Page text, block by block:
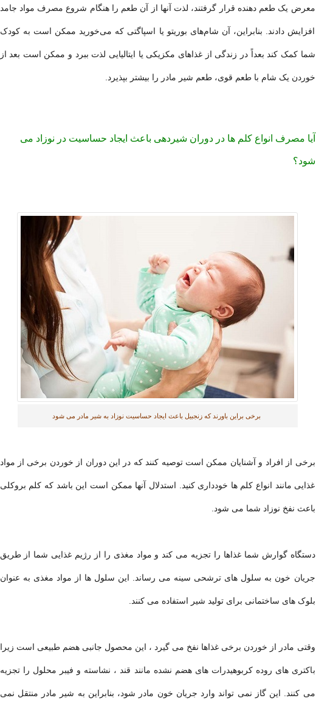
معرض یک طعم دهنده قرار گرفتند، لذت آنها از آن طعم را هنگام شروع مصرف مواد جامد
افزایش دادند. بنابراین، آن شام‌های بوریتو یا اسپاگتی که می‌خورید ممکن است به کودک
شما کمک کند بعداً در زندگی از غذاهای مکزیکی یا ایتالیایی لذت ببرد و ممکن است بعد از
خوردن یک شام با طعم قوی، طعم شیر مادر را بیشتر بپذیرد.
آیا مصرف انواع کلم ها در دوران شیردهی باعث ایجاد حساسیت در نوزاد می
شود؟
برخی براین باورند که زنجبیل باعث ایجاد حساسیت نوزاد به شیر مادر می شود
برخی از افراد و آشنایان ممکن است توصیه کنند که در این دوران از خوردن برخی از مواد
غذایی مانند انواع کلم ها خودداری کنید. استدلال آنها ممکن است این باشد که کلم بروکلی
باعث نفخ نوزاد شما می شود.
دستگاه گوارش شما غذاها را تجزیه می کند و مواد مغذی را از رژیم غذایی شما از طریق
جریان خون به سلول های ترشحی سینه می رساند. این سلول ها از مواد مغذی به عنوان
بلوک های ساختمانی برای تولید شیر استفاده می کنند.
وقتی مادر از خوردن برخی غذاها نفخ می گیرد ، این محصول جانبی هضم طبیعی است زیرا
باکتری های روده کربوهیدرات های هضم نشده مانند قند ، نشاسته و فیبر محلول را تجزیه
می کنند. این گاز نمی تواند وارد جریان خون مادر شود، بنابراین به شیر مادر منتقل نمی